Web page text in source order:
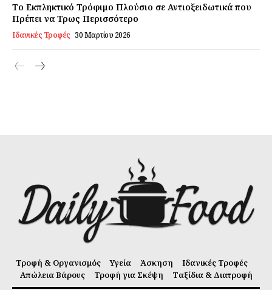
Το Εκπληκτικό Τρόφιμο Πλούσιο σε Αντιοξειδωτικά που
Πρέπει να Τρως Περισσότερο
Ιδανικές Τροφές 30 Μαρτίου 2026
Τροφή & Οργανισμός Υγεία Άσκηση
Ιδανικές Τροφές
Απώλεια Βάρους
Τροφή για Σκέψη Ταξίδια & Διατροφή